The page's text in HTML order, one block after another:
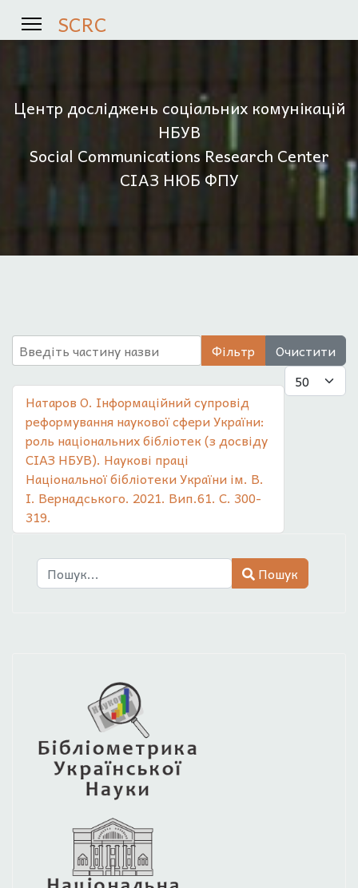
SCRC
Центр досліджень соціальних комунікацій
НБУВ
Social Communications Research Center
СІАЗ НЮБ ФПУ
Введіть частину назви Фільтр
Очистити
Показувати
Натаров О. Інформаційний супровід
реформування наукової сфери України:
роль національних бібліотек (з досвіду
СІАЗ НБУВ). Наукові праці
Національної бібліотеки України ім. В.
І. Вернадського. 2021. Вип.61. С. 300-
319.
Пошук
Пошук